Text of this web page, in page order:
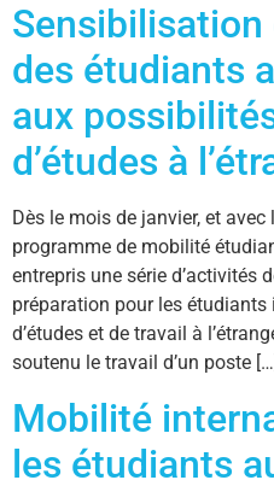
des étudiants
aux
d’études à
Dès le mois de janvier, et
programme de mobilité
entrepris une série d’activités
préparation pour les
d’études et de travail à
soutenu le travail d’un poste […]
Mobilité
les étudiants